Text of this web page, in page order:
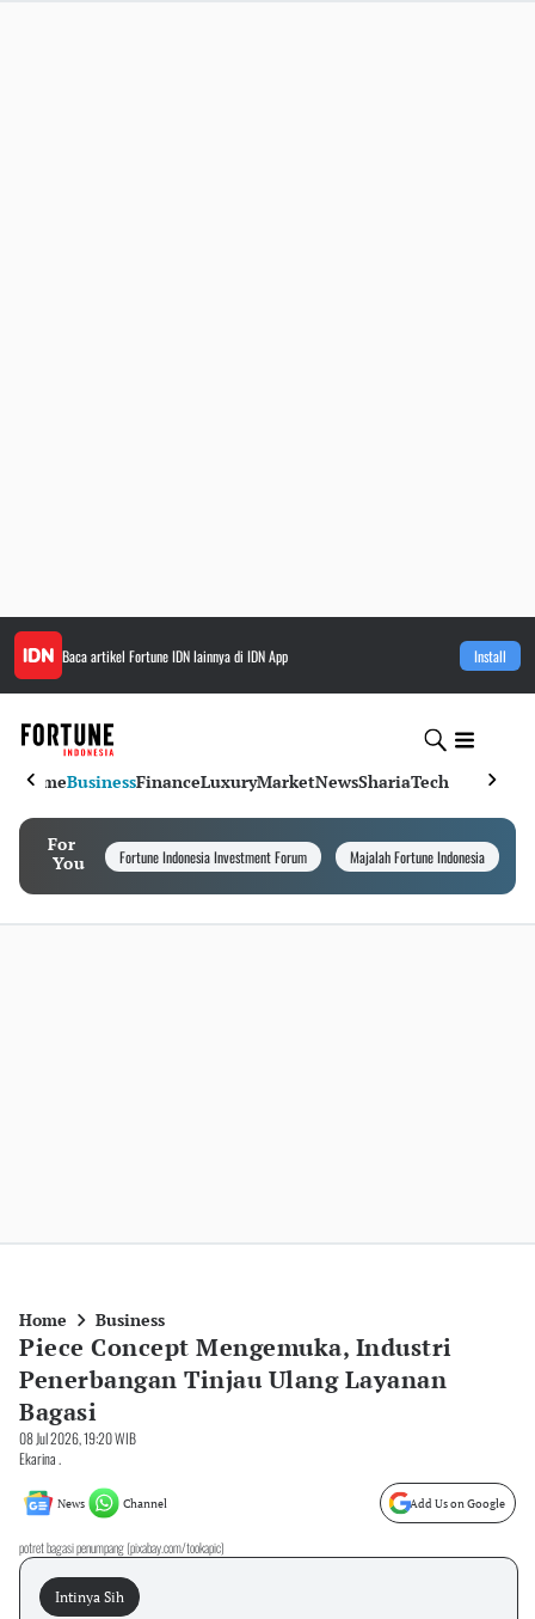
Baca artikel Fortune IDNlainnya di IDN App Install
HomeBusinessFinanceLuxuryMarketNewsShariaTech
For
You
Fortune Indonesia Investment Forum Majalah Fortune Indonesia
Home Business
Piece Concept Mengemuka, Industri
Penerbangan Tinjau Ulang Layanan
Bagasi
08 Jul 2026, 19:20 WIB
Ekarina .
News Channel Add Us on Google
potret bagasi penumpang (pixabay.com/tookapic)
Intinya Sih